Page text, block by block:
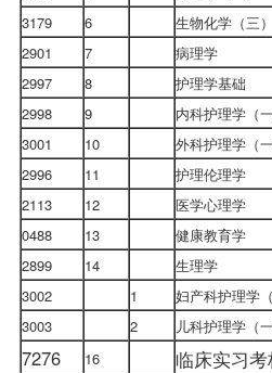
3179
6
生物化学（三）
2901
7
病理学
2997
8
护理学基础
2998
9
内科护理学（一
3001
10
外科护理学（一
2996
11
护理伦理学
2113
12
医学心理学
0488
13
健康教育学
2899
14
生理学
3002
1
妇产科护理学（
3003
2 儿科护理学（一
7276 16 临床实习